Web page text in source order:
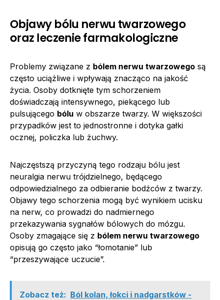
Objawy bólu nerwu twarzowego
oraz leczenie farmakologiczne
Problemy związane z bólem nerwu twarzowego są
często uciążliwe i wpływają znacząco na jakość
życia. Osoby dotknięte tym schorzeniem
doświadczają intensywnego, piekącego lub
pulsującego bólu w obszarze twarzy. W większości
przypadków jest to jednostronne i dotyka gałki
ocznej, policzka lub żuchwy.
Najczęstszą przyczyną tego rodzaju bólu jest
neuralgia nerwu trójdzielnego, będącego
odpowiedzialnego za odbieranie bodźców z twarzy.
Objawy tego schorzenia mogą być wynikiem ucisku
na nerw, co prowadzi do nadmiernego
przekazywania sygnałów bólowych do mózgu.
Osoby zmagające się z bólem nerwu twarzowego
opisują go często jako “łomotanie” lub
“przeszywające uczucie”.
Zobacz też: Ból kolan, łokci i nadgarstków -